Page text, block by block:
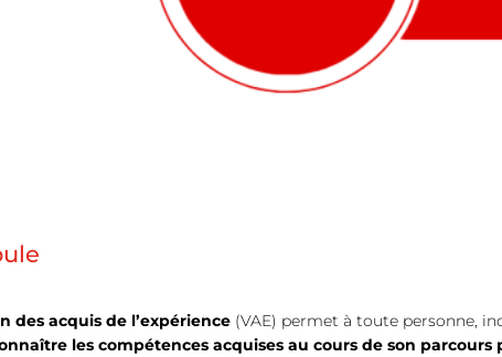
des acquis de l’expérience (VAE) permet à toute personne,
les compétences acquises au cours de son parcours